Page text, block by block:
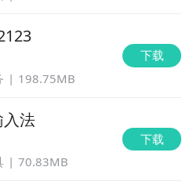
198.75MB
下载
法
70.83MB
下载